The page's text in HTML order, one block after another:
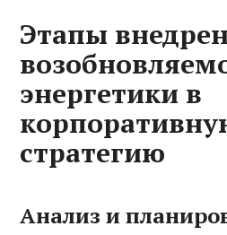
Этапы
энергетики в
стратегию
Анализ и